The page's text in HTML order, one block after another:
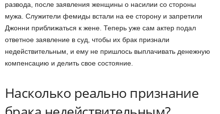
развода, после заявления женщины о насилии со стороны
мужа. Служители фемиды встали на ее сторону и запретили
Джонни приближаться к жене. Теперь уже сам актер подал
ответное заявление в суд, чтобы их брак признали
недействительным, и ему не пришлось выплачивать денежную
компенсацию и делить свое состояние.
Насколько реально признание